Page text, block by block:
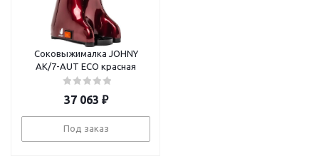
Cоковыжималка JOHNY
AK/7-AUT ECO красная
37 063 ₽
Под заказ